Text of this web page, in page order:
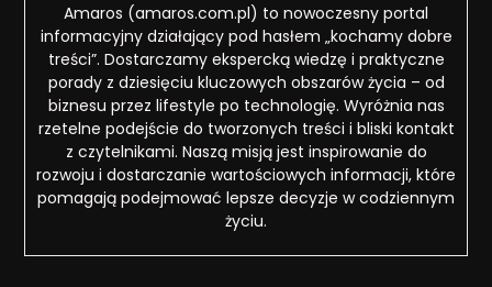
Amaros (amaros.com.pl) to nowoczesny portal
informacyjny działający pod hasłem „kochamy dobre
treści”. Dostarczamy ekspercką wiedzę i praktyczne
porady z dziesięciu kluczowych obszarów życia – od
biznesu przez lifestyle po technologię. Wyróżnia nas
rzetelne podejście do tworzonych treści i bliski kontakt
z czytelnikami. Naszą misją jest inspirowanie do
rozwoju i dostarczanie wartościowych informacji, które
pomagają podejmować lepsze decyzje w codziennym
życiu.